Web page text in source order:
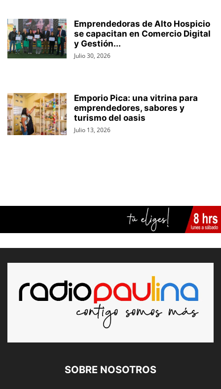
Emprendedoras de Alto Hospicio
se capacitan en Comercio Digital
y Gestión...
Julio 30, 2026
Emporio Pica: una vitrina para
emprendedores, sabores y
turismo del oasis
Julio 13, 2026
SOBRE NOSOTROS